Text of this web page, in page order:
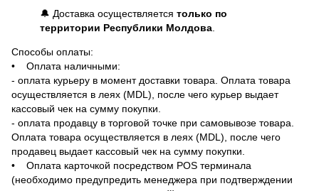
🔔 Доставка осуществляется только по
территории Республики Молдова.
Способы оплаты:
• Оплата наличными:
- оплата курьеру в момент доставки товара. Оплата товара
осуществляется в леях (MDL), после чего курьер выдает
кассовый чек на сумму покупки.
- оплата продавцу в торговой точке при самовывозе товара.
Оплата товара осуществляется в леях (MDL), после чего
продавец выдает кассовый чек на сумму покупки.
• Оплата карточкой посредством POS терминала
(необходимо предупредить менеджера при подтверждении